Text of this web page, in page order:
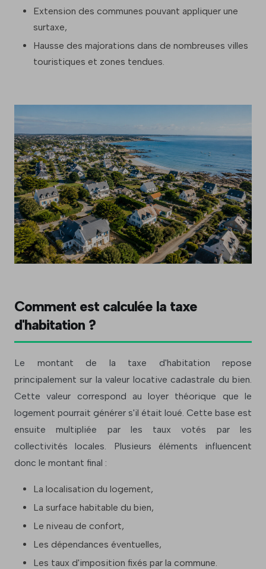
Extension des communes pouvant appliquer une
surtaxe,
Hausse des majorations dans de nombreuses villes
touristiques et zones tendues.
Comment est calculée la taxe
d'habitation ?
Le montant de la taxe d'habitation repose
principalement sur la valeur locative cadastrale du bien.
Cette valeur correspond au loyer théorique que le
logement pourrait générer s'il était loué. Cette base est
ensuite multipliée par les taux votés par les
collectivités locales. Plusieurs éléments influencent
donc le montant final :
La localisation du logement,
La surface habitable du bien,
Le niveau de confort,
Les dépendances éventuelles,
Les taux d'imposition fixés par la commune.